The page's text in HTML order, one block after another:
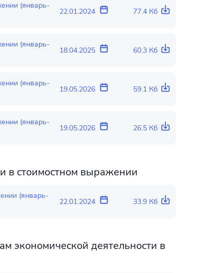
(январь-
22.01.2024 77.4 Кб
(январь-
18.04.2025 60.3 Кб
(январь-
19.05.2026 59.1 Кб
(январь-
19.05.2026 26.5 Кб
в стоимостном выражении
(январь-
22.01.2024 33.9 Кб
экономической деятельности в